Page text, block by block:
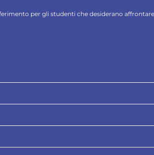
per gli studenti che desiderano